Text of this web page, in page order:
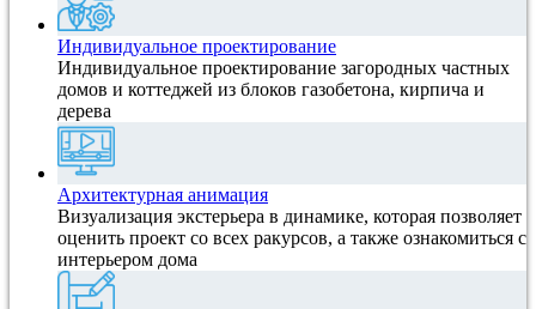
Индивидуальное проектирование
Индивидуальное проектирование загородных частных
домов и коттеджей из блоков газобетона, кирпича и
дерева
Архитектурная анимация
Визуализация экстерьера в динамике, которая позволяет
оценить проект со всех ракурсов, а также ознакомиться с
интерьером дома